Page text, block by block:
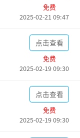
免费
2025-02-21 09:47
点击查看
免费
2025-02-19 09:30
点击查看
免费
2025-02-19 09:30